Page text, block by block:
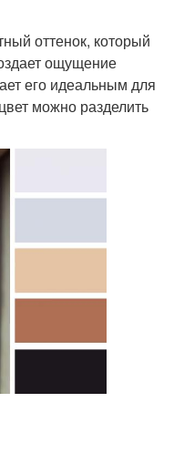
оттенок, который
ощущение
его идеальным для
можно разделить